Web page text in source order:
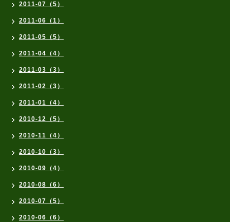
2011-07（5）
2011-06（1）
2011-05（5）
2011-04（4）
2011-03（3）
2011-02（3）
2011-01（4）
2010-12（5）
2010-11（4）
2010-10（3）
2010-09（4）
2010-08（6）
2010-07（5）
2010-06（6）